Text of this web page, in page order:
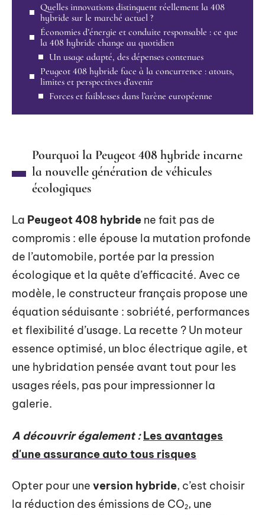
Quelles innovations distinguent réellement la 408
hybride sur le marché actuel ?
Économies d’énergie et conduite responsable : ce que
la 408 hybride change au quotidien
Un usage adapté, des dépenses contenues
Peugeot 408 hybride face à la concurrence : atouts,
limites et perspectives d’avenir
Forces et faiblesses dans l’arène européenne
Pourquoi la Peugeot 408 hybride incarne
la nouvelle génération de véhicules
écologiques
La Peugeot 408 hybride ne fait pas de
compromis : elle épouse la mutation profonde
de l’automobile, portée par la pression
écologique et la quête d’efficacité. Avec ce
modèle, le constructeur français propose une
équation séduisante : sobriété, performances
et flexibilité d’usage. La recette ? Un moteur
essence optimisé, un bloc électrique agile, et
une hybridation pensée avant tout pour les
usages réels, pas pour impressionner la
galerie.
A découvrir également : Les avantages
d'une assurance auto tous risques
Opter pour une version hybride, c’est choisir
la réduction des émissions de CO₂, une